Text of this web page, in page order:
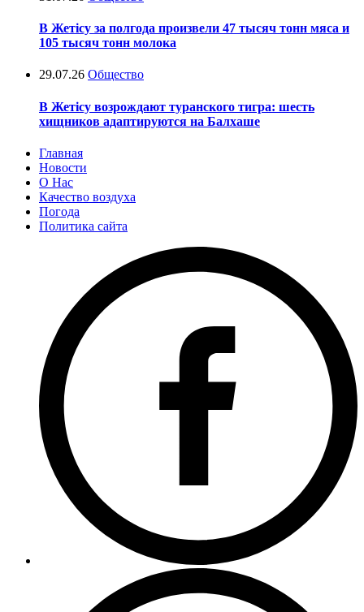
В Жетісу за полгода произвели 47 тысяч тонн мяса и
105 тысяч тонн молока
29.07.26 Общество
В Жетісу возрождают туранского тигра: шесть
хищников адаптируются на Балхаше
Главная
Новости
О Нас
Качество воздуха
Погода
Политика сайта